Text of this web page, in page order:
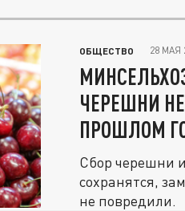
ОБЩЕСТВО 28 МАЯ
ЧЕРЕШНИ
ПРОШЛОМ
Сбор черешни
сохранятся,
не повредили.